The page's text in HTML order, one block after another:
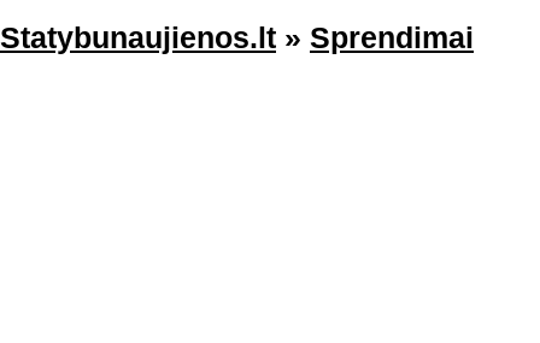
Statybunaujienos.lt » Sprendimai